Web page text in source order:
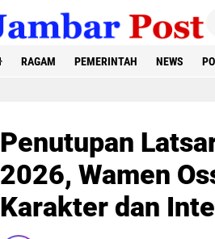
RAGAM PEMERINTAH NEWS
Penutupan
2026, Wamen
Karakter dan